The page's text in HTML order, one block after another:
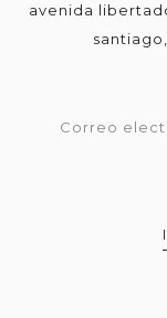
avenida
Correo